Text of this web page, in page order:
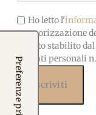
Ho letto l'
memorizzazione
quanto stabilito
dei dati personali n.